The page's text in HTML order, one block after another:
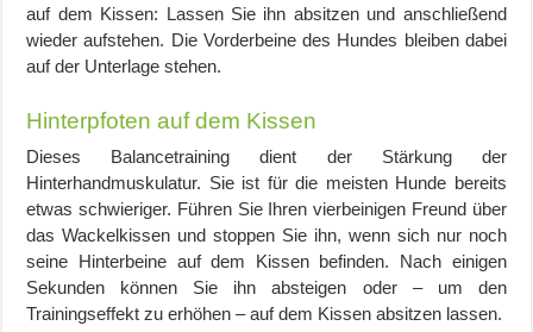
auf dem Kissen: Lassen Sie ihn absitzen und anschließend
wieder aufstehen. Die Vorderbeine des Hundes bleiben dabei
auf der Unterlage stehen.
Hinterpfoten auf dem Kissen
Dieses Balancetraining dient der Stärkung der
Hinterhandmuskulatur. Sie ist für die meisten Hunde bereits
etwas schwieriger. Führen Sie Ihren vierbeinigen Freund über
das Wackelkissen und stoppen Sie ihn, wenn sich nur noch
seine Hinterbeine auf dem Kissen befinden. Nach einigen
Sekunden können Sie ihn absteigen oder – um den
Trainingseffekt zu erhöhen – auf dem Kissen absitzen lassen.